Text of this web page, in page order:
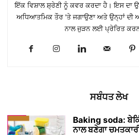
ਇੱਕ ਵਿਸ਼ਾਲ ਸ਼੍ਰੇਣੀ ਨੂੰ ਕਵਰ ਕਰਦਾ ਹੈ। ਇਸ ਦਾ
ਅਧਿਆਤਮਿਕ ਤੌਰ 'ਤੇ ਜਗਾਉਣਾ ਅਤੇ ਉਨ੍ਹਾਂ ਦੀ
ਨਾਲ ਜੁੜਨ ਲਈ ਪ੍ਰੇਰਿਤ
ਸਬੰਧਤ ਲੇਖ
Baking soda:
ਨਾਲ ਬਣੇਗਾ